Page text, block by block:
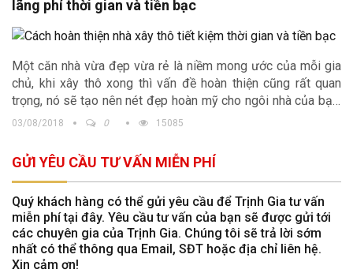
lãng phí thời gian và tiền bạc
Một căn nhà vừa đẹp vừa rẻ là niềm mong ước của mỗi gia
chủ, khi xây thô xong thì vấn đề hoàn thiện cũng rất quan
trọng, nó sẽ tạo nên nét đẹp hoàn mỹ cho ngôi nhà của bạn.
Bài viết dưới đây sẽ cung cấp cho bạn những kinh nghiệm
bạc nhất!
03/08/2018 0 15085
GỬI YÊU CẦU TƯ VẤN MIỄN PHÍ
Quý khách hàng có thể gửi yêu cầu để Trịnh Gia tư vấn
miễn phí tại đây. Yêu cầu tư vấn của bạn sẽ được gửi tới
các chuyên gia của Trịnh Gia. Chúng tôi sẽ trả lời sớm
nhất có thể thông qua Email, SĐT hoặc địa chỉ liên hệ.
Xin cảm ơn!